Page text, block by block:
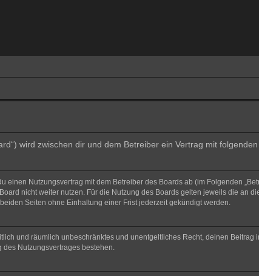
wird zwischen dir und dem Betreiber ein Vertrag mit
einen Nutzungsvertrag mit dem Betreiber des Boards ab (im Folgenden
nicht weiter nutzen. Für die Nutzung des Boards gelten jeweils die an
Seiten ohne Einhaltung einer Frist jederzeit gekündigt werden.
und räumlich unbeschränktes und unentgeltliches Recht, deinen Beitrag
des Nutzungsvertrages bestehen.